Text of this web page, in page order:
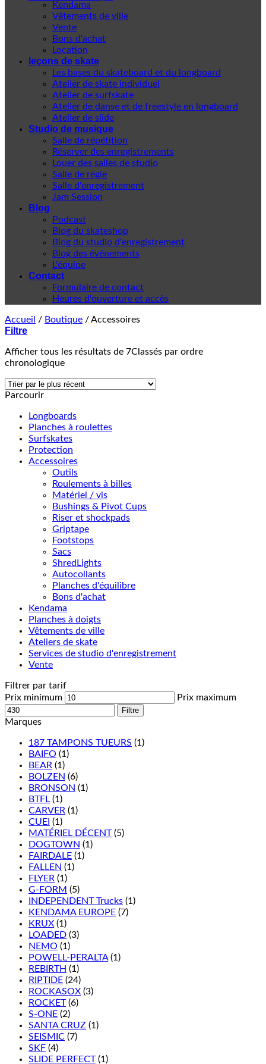
Kendama
Vêtements de ville
Vente
Bons d'achat
Location
leçons de skate
Les bases du skateboard et du longboard
Atelier de skate individuel
Atelier de surfskate
Atelier de danse et de freestyle en longboard
Atelier de slide
Studio de musique
Salle de répétition
Réserver des enregistrements
Louer des salles de studio
Salle de régie
Salle d'enregistrement
Jam Session
Blog
Podcast
Blog du skateshop
Blog du studio d'enregistrement
Blog des événements
L'équipe
Contact
Formulaire de contact
Heures d'ouverture et accès
Accueil / Boutique /Accessoires
Filtre
Afficher tous les résultats de 7Classés par ordre
chronologique
Parcourir
Longboards
Planches à roulettes
Surfskates
Protection
Accessoires
Outils
Roulements à billes
Matériel / vis
Bushings & Pivot Cups
Riser et shockpads
Griptape
Footstops
Sacs
ShredLights
Autocollants
Planches d'équilibre
Bons d'achat
Kendama
Planches à doigts
Vêtements de ville
Ateliers de skate
Services de studio d'enregistrement
Vente
Filtrer par tarif
Prix minimum
Prix maximum
Filtre
Marques
187 TAMPONS TUEURS (1)
BAIFO (1)
BEAR (1)
BOLZEN (6)
BRONSON (1)
BTFL (1)
CARVER (1)
CUEI (1)
MATÉRIEL DÉCENT (5)
DOGTOWN (1)
FAIRDALE (1)
FALLEN (1)
FLYER (1)
G-FORM (5)
INDEPENDENT Trucks (1)
KENDAMA EUROPE (7)
KRUX (1)
LOADED (3)
NEMO (1)
POWELL-PERALTA (1)
REBIRTH (1)
RIPTIDE (24)
ROCKASOX (3)
ROCKET (6)
S-ONE (2)
SANTA CRUZ (1)
SEISMIC (7)
SKF (4)
SLIDE PERFECT (1)